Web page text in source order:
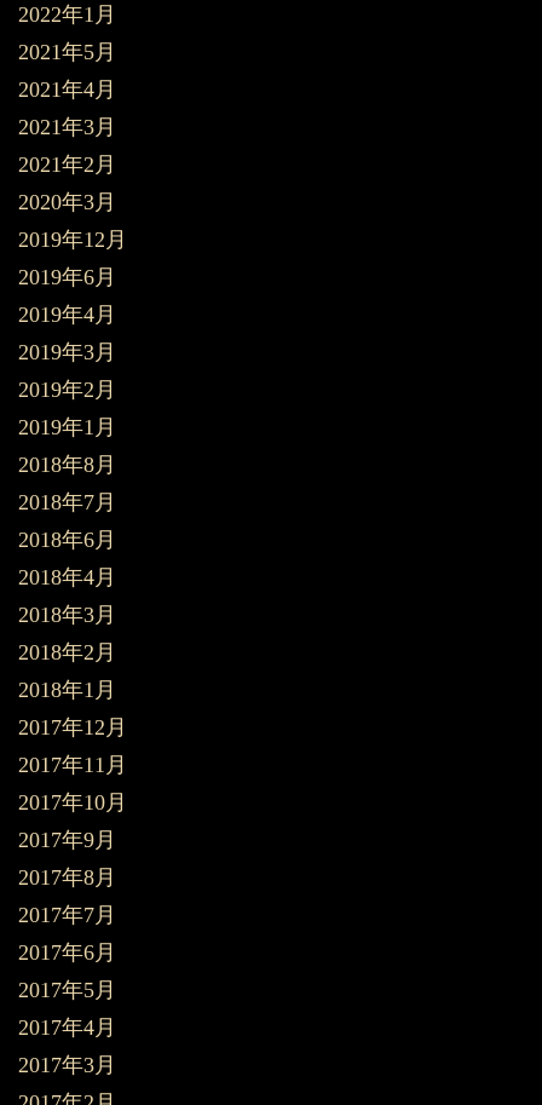
2022年1月
2021年5月
2021年4月
2021年3月
2021年2月
2020年3月
2019年12月
2019年6月
2019年4月
2019年3月
2019年2月
2019年1月
2018年8月
2018年7月
2018年6月
2018年4月
2018年3月
2018年2月
2018年1月
2017年12月
2017年11月
2017年10月
2017年9月
2017年8月
2017年7月
2017年6月
2017年5月
2017年4月
2017年3月